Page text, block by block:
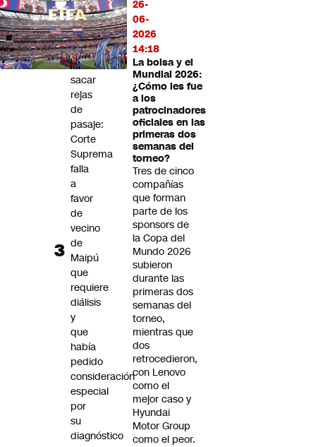
26-
06-
2026
14:18
La bolsa y el
Mundial 2026:
¿Cómo les fue
a los
patrocinadores
oficiales en las
primeras dos
semanas del
torneo?
Tres de cinco
compañías
que forman
parte de los
sponsors de
la Copa del
Mundo 2026
subieron
durante las
primeras dos
semanas del
torneo,
mientras que
dos
retrocedieron,
con Lenovo
como el
mejor caso y
Hyundai
Motor Group
como el peor.
no
marcaron
salida
Deberán
sacar
rejas
de
pasaje:
Corte
Suprema
falla
a
favor
de
vecino
de
Maipú
que
requiere
diálisis
y
que
había
pedido
consideración
especial
por
su
diagnóstico